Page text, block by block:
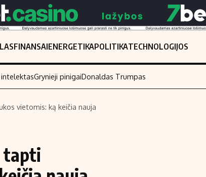
FINANSAIENERGETIKAPOLITIKATECHNOLOGIJOS
Grynieji pinigaiDonaldas Trumpas
vietomis: ką keičia nauja
tapti